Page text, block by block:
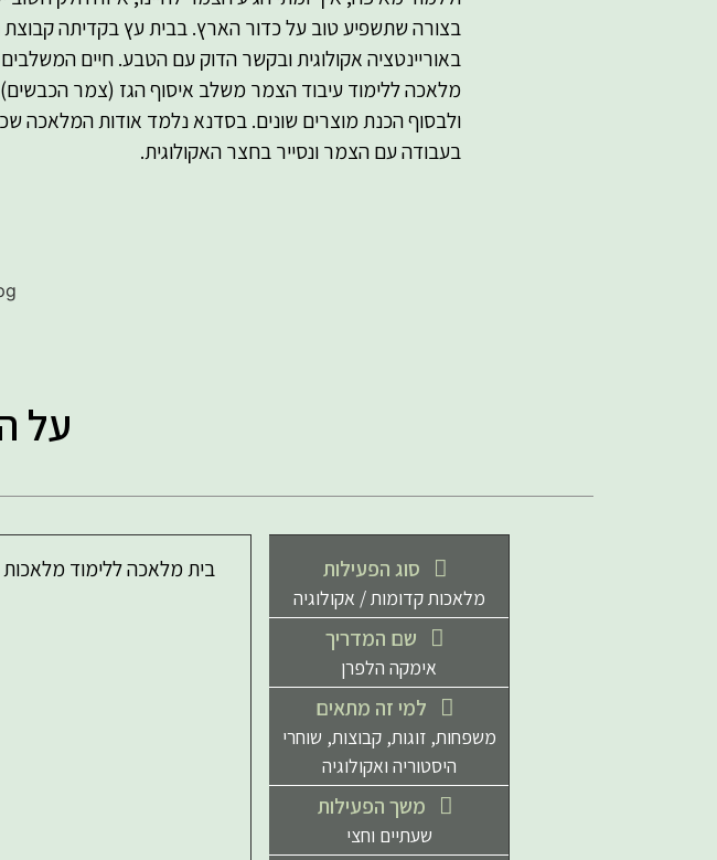
בצורה שתשפיע טוב על כדור הארץ. בבית עץ בקדיתה
באוריינטציה אקולוגית ובקשר הדוק עם הטבע. חיים
מלאכה ללימוד עיבוד הצמר משלב איסוף הגז (צמר הכבשים)
ולבסוף הכנת מוצרים שונים. בסדנא נלמד אודות המלאכה
בעבודה עם הצמר ונסייר בחצר האקולוגית.
על
סוג הפעילות
מלאכות קדומות / אקולוגיה
שם המדריך
אימקה הלפרן
למי זה מתאים
משפחות, זוגות, קבוצות, שוחרי
היסטוריה ואקולוגיה
משך הפעילות
שעתיים וחצי
בית מלאכה ללימוד